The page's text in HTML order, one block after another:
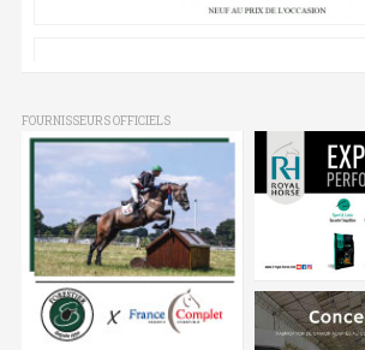
FOURNISSEURS OFFICIELS